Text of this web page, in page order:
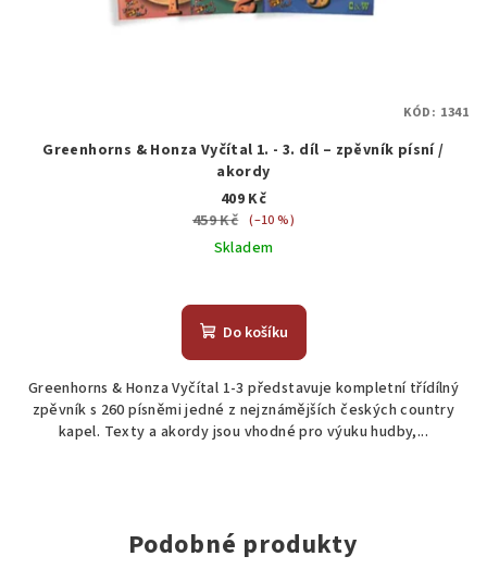
Greenhorns & Honza Vyčítal 1. - 3. díl – zpěvník písní /
akordy
409 Kč
459 Kč (–10 %)
Skladem
Do košíku
Greenhorns & Honza Vyčítal 1-3 představuje kompletní třídílný
zpěvník s 260 písněmi jedné z nejznámějších českých country
kapel. Texty a akordy jsou vhodné pro výuku hudby,...
KÓD: 1341
Podobné produkty